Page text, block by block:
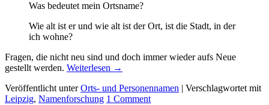
Was bedeutet mein Ortsname?
Wie alt ist er und wie alt ist der Ort, ist die Stadt, in der
ich wohne?
Fragen, die nicht neu sind und doch immer wieder aufs Neue
gestellt werden. Weiterlesen →
Veröffentlicht unter Orts- und Personennamen | Verschlagwortet mit
Leipzig, Namenforschung 1 Comment